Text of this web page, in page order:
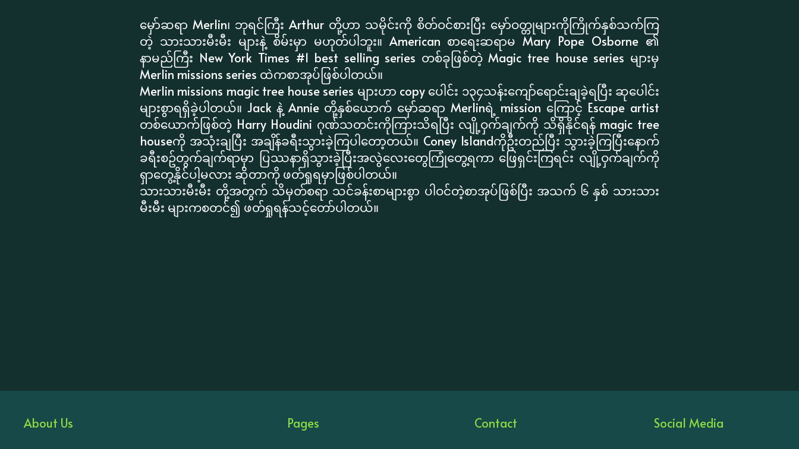
မှော်ဆရာ Merlin၊ ဘုရင်ကြီး Arthur တို့ဟာ သမိုင်းကို စိတ်ဝင်စားပြီး မှော်ဝတ္တုများကိုကြိုက်နှစ်သက်ကြ
တဲ့ သားသားမီးမီး များနဲ့ စိမ်းမှာ မဟုတ်ပါဘူး။ American စာရေးဆရာမ Mary Pope Osborne ၏
နာမည်ကြီး New York Times #1 best selling series တစ်ခုဖြစ်တဲ့ Magic tree house series များမှ
Merlin missions series ထဲကစာအုပ်ဖြစ်ပါတယ်။
Merlin missions magic tree house series များဟာ copy ပေါင်း ၁၃၄သန်းကျော်ရောင်းချခဲ့ရပြီး ဆုပေါင်း
များစွာရရှိခဲ့ပါတယ်။ Jack နဲ့ Annie တို့နှစ်ယောက် မှော်ဆရာ Merlinရဲ့ mission ကြောင့် Escape artist
တစ်ယောက်ဖြစ်တဲ့ Harry Houdini ဂုဏ်သတင်းကိုကြားသိရပြီး လျို့ဝှက်ချက်ကို သိရှိနိုင်ရန် magic tree
houseကို အသုံးချပြီး အချိန်ခရီးသွားခဲ့ကြပါတော့တယ်။ Coney Islandကိုဦးတည်ပြီး သွားခဲ့ကြပြီးနောက်
ခရီးစဥ်တွက်ချက်ရာမှာ ပြဿနာရှိသွားခဲ့ပြီးအလွဲလေးတွေကြုံတွေ့ရကာ ဖြေရှင်းကြရင်း လျို့ဝှက်ချက်ကို
ရှာတွေ့နိုင်ပါ့မလား ဆိုတာကို ဖတ်ရှုရမှာဖြစ်ပါတယ်။
သားသားမီးမီး တို့အတွက် သိမှတ်စရာ သင်ခန်းစာများစွာ ပါဝင်တဲ့စာအုပ်ဖြစ်ပြီး အသက် ၆ နှစ် သားသား
မီးမီး များကစတင်၍ ဖတ်ရှုရန်သင့်တော်ပါတယ်။
About Us Pages Contact Social Media